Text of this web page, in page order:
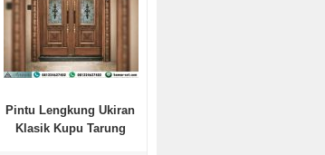
Pintu Lengkung Ukiran
Klasik Kupu Tarung